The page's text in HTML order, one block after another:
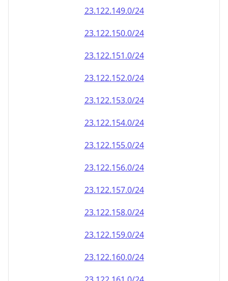
23.122.151.0/24
23.122.152.0/24
23.122.153.0/24
23.122.154.0/24
23.122.155.0/24
23.122.156.0/24
23.122.157.0/24
23.122.158.0/24
23.122.159.0/24
23.122.160.0/24
23.122.161.0/24
23.122.162.0/24